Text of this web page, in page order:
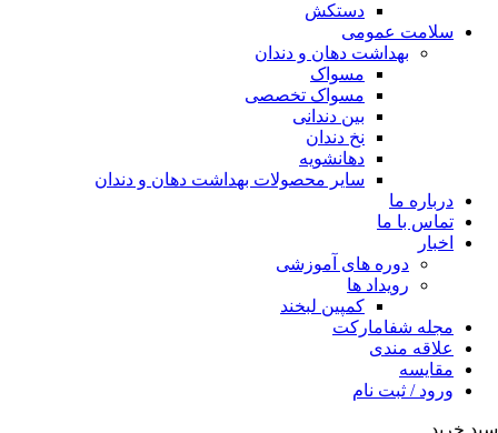
دستکش
سلامت عمومی
بهداشت دهان و دندان
مسواک
مسواک تخصصی
بین دندانی
نخ دندان
دهانشویه
سایر محصولات بهداشت دهان و دندان
درباره ما
تماس با ما
اخبار
دوره های آموزشی
رویداد ها
کمپین لبخند
مجله شفامارکت
علاقه مندی
مقایسه
ورود / ثبت نام
سبد خرید